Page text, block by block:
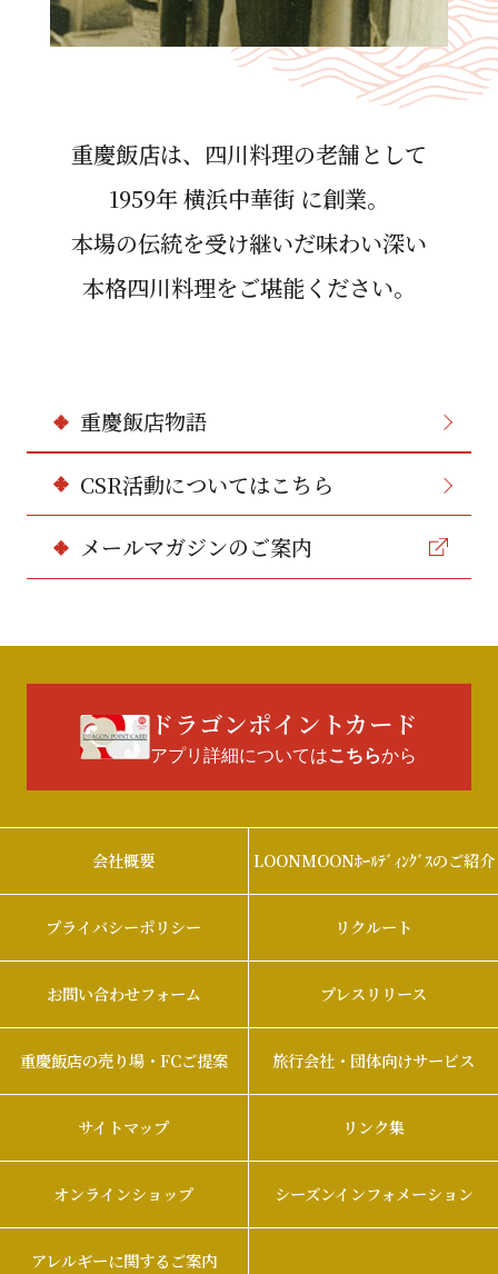
重慶飯店は、四川料理の⽼舗として
1959年 横浜中華街 に創業。
本場の伝統を受け継いだ味わい深い
本格四川料理をご堪能ください。
重慶飯店物語
CSR活動についてはこちら
メールマガジンのご案内
ドラゴンポイントカード
アプリ詳細についてはこちらから
会社概要 LOONMOONﾎｰﾙﾃﾞｨﾝｸﾞｽのご紹介
プライバシーポリシー リクルート
お問い合わせフォーム プレスリリース
重慶飯店の売り場・FCご提案 旅行会社・団体向けサービス
サイトマップ リンク集
オンラインショップ シーズンインフォメーション
アレルギーに関するご案内